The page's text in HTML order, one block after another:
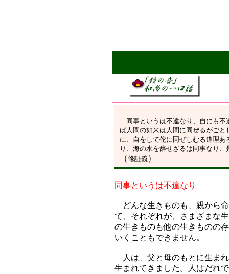
同事というは不違なり、自にも
ば人間の如来は人間に同ぜるがご
に、自をして佗に同ぜしむる道理
り、海の水を辞せざるは同事なり
（修証義）
同事というは不違なり
どんな生きものも、親から
て、それぞれが、さまざまな
の生きものも他の生きものの
いくこともできません。
人は、父と母のもとに生ま
生まれてきました。人はだれ